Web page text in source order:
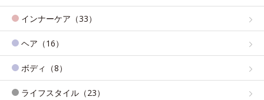
インナーケア（33）
ヘア（16）
ボディ（8）
ライフスタイル（23）